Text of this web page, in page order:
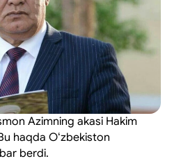
Azimning akasi Hakim
haqda Oʻzbekiston
berdi.